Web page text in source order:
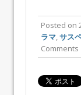
Posted on
ラマ サス
Comments